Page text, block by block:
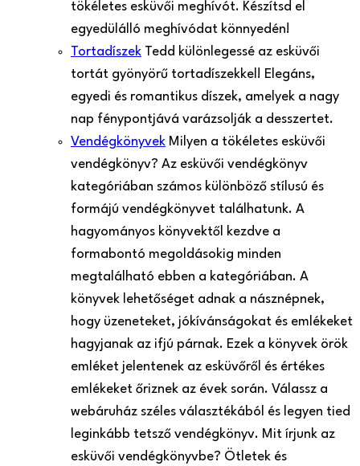
tökéletes esküvői meghívót. Készítsd el
egyedülálló meghívódat könnyedén!
Tortadíszek Tedd különlegessé az esküvői
tortát gyönyörű tortadíszekkel! Elegáns,
egyedi és romantikus díszek, amelyek a nagy
nap fénypontjává varázsolják a desszertet.
Vendégkönyvek Milyen a tökéletes esküvői
vendégkönyv? Az esküvői vendégkönyv
kategóriában számos különböző stílusú és
formájú vendégkönyvet találhatunk. A
hagyományos könyvektől kezdve a
formabontó megoldásokig minden
megtalálható ebben a kategóriában. A
könyvek lehetőséget adnak a násznépnek,
hogy üzeneteket, jókívánságokat és emlékeket
hagyjanak az ifjú párnak. Ezek a könyvek örök
emléket jelentenek az esküvőről és értékes
emlékeket őriznek az évek során. Válassz a
webáruház széles választékából és legyen tied
leginkább tetsző vendégkönyv. Mit írjunk az
esküvői vendégkönyvbe? Ötletek és